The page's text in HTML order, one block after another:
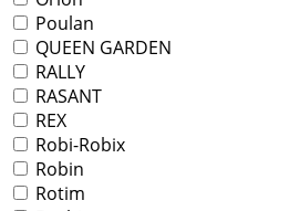
Poulan
QUEEN GARDEN
RALLY
RASANT
REX
Robi-Robix
Robin
Rotim